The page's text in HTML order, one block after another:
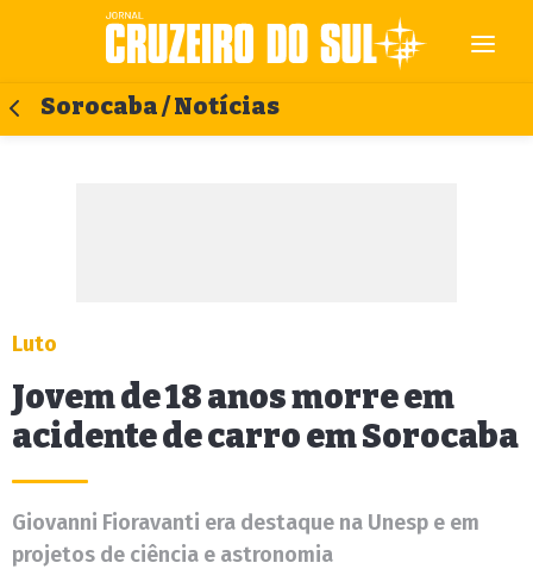
Sorocaba / Notícias
Luto
Jovem de 18 anos morre em
acidente de carro em Sorocaba
Giovanni Fioravanti era destaque na Unesp e em
projetos de ciência e astronomia